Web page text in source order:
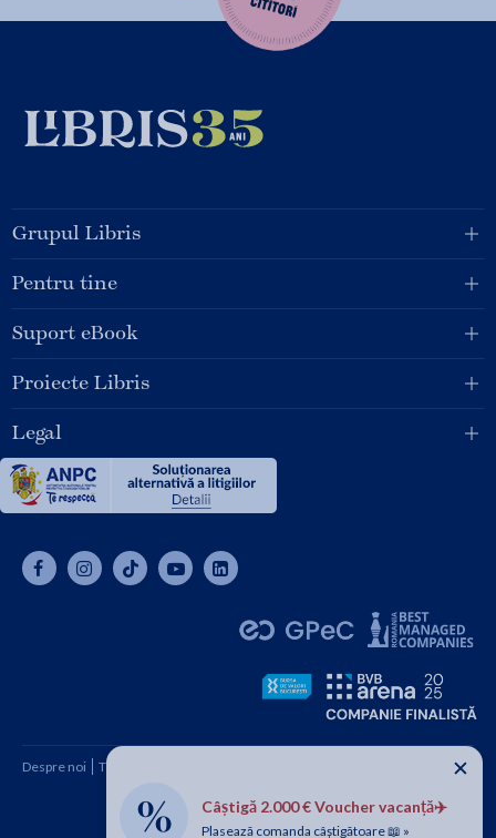
Câștigă 2.000 € Voucher vacanță✈️
Plasează comanda câștigătoare 📖 »
✕
Grupul Libris
Pentru tine
Suport eBook
Proiecte Libris
Legal
Despre noi Termeni și condiții
Copyright © 2026 SC Libris SRL, CUI: RO1094992, Reg. Com.